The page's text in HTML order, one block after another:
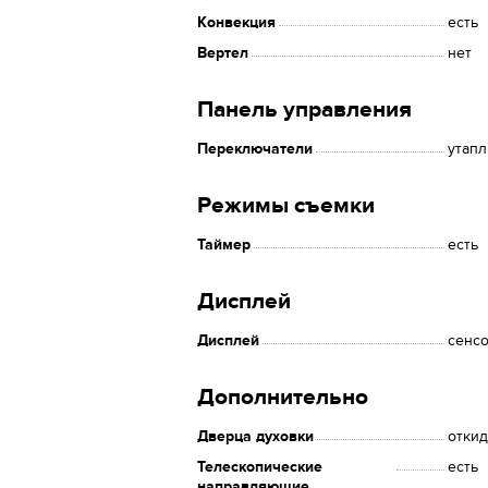
Конвекция
есть
Вертел
нет
Панель управления
Переключатели
Режимы съемки
Таймер есть
Дисплей
Дисплей
Дополнительно
Дверца духовки
Телескопические
есть